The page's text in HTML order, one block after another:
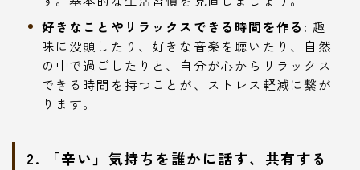
好きなことやリラックスできる時間を作る: 趣
味に没頭したり、好きな音楽を聴いたり、自然
の中で過ごしたりと、自分が心からリラックス
できる時間を持つことが、ストレス軽減に繋が
ります。
2. 「辛い」気持ちを誰かに話す、共有する